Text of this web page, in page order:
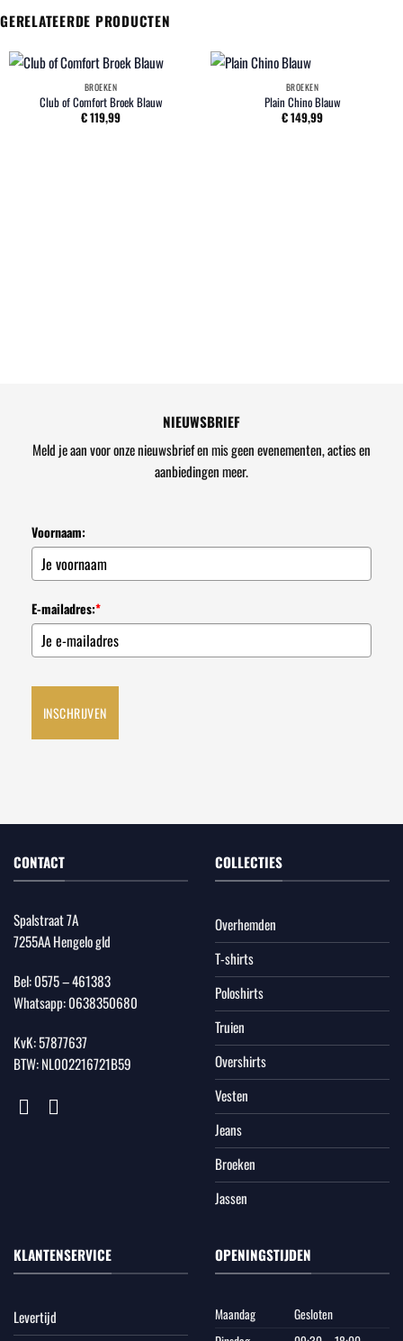
GERELATEERDE PRODUCTEN
BROEKEN
Club of Comfort Broek Blauw
€119,99
BROEKEN
Plain Chino Blauw
€149,99
NIEUWSBRIEF
Meld je aan voor onze nieuwsbrief en mis geen evenementen, acties en
aanbiedingen meer.
Voornaam:
E-mailadres:*
INSCHRIJVEN
CONTACT
Spalstraat 7A
7255AA Hengelo gld
Bel:0575 – 461383
Whatsapp:0638350680
KvK: 57877637
BTW: NL002216721B59
COLLECTIES
Overhemden
T-shirts
Poloshirts
Truien
Overshirts
Vesten
Jeans
Broeken
Jassen
KLANTENSERVICE
Levertijd
OPENINGSTIJDEN
Maandag
Gesloten